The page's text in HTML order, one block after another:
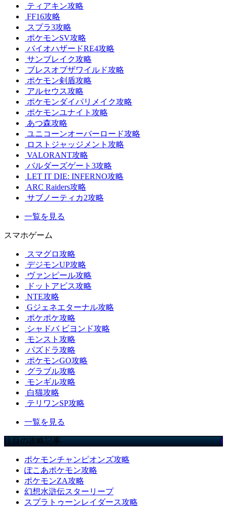
ティアキン攻略
FF16攻略
スプラ3攻略
ポケモンSV攻略
バイオハザードRE4攻略
サンブレイク攻略
ブレスオブザワイルド攻略
ポケモン剣盾攻略
アルセウス攻略
ポケモンダイパリメイク攻略
ポケモンユナイト攻略
あつ森攻略
ユニコーンオーバーロード攻略
ロストジャッジメント攻略
VALORANT攻略
バルダーズゲート3攻略
LET IT DIE: INFERNO攻略
ARC Raiders攻略
サブノーティカ2攻略
一覧を見る
スマホゲーム
スマグロ攻略
デジモンUP攻略
ヴァンピール攻略
ドットアビス攻略
NTE攻略
Gジェネエターナル攻略
ポケポケ攻略
シャドバ ビヨンド攻略
モンスト攻略
パズドラ攻略
ポケモンGO攻略
グラブル攻略
モンギル攻略
白猫攻略
テリワンSP攻略
一覧を見る
注目の攻略記事
ポケモンチャンピオンズ攻略
ぽこあポケモン攻略
ポケモンZA攻略
幻想水滸伝スターリープ
スプラトゥーンレイダース攻略